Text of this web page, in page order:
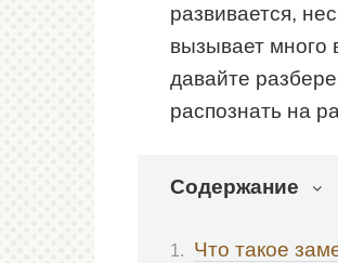
развивается,
вызывает много
давайте
распознать на
Содержание
Что такое